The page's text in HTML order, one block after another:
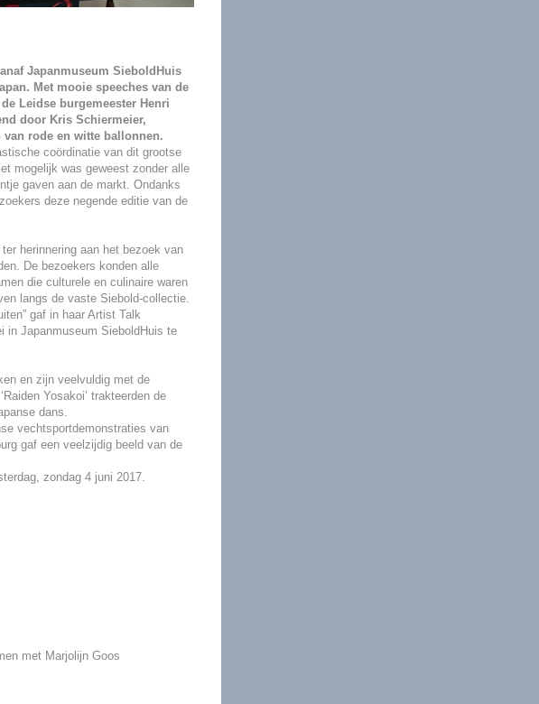
Japanmuseum SieboldHuis
Met mooie speeches van de
Leidse burgemeester Henri
door Kris Schiermeier,
rode en witte ballonnen.
coördinatie van dit grootse
mogelijk was geweest zonder alle
gaven aan de markt. Ondanks
deze negende editie van de
herinnering aan het bezoek van
De bezoekers konden alle
die culturele en culinaire waren
langs de vaste Siebold-collectie.
gaf in haar Artist Talk
in Japanmuseum SieboldHuis te
en zijn veelvuldig met de
Yosakoi’ trakteerden de
dans.
vechtsportdemonstraties van
gaf een veelzijdig beeld van de
zondag 4 juni 2017.
met Marjolijn Goos